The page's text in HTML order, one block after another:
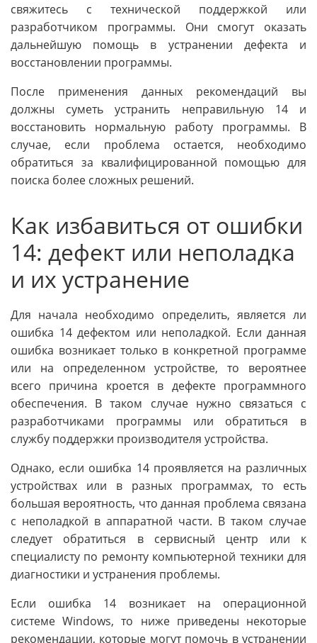
свяжитесь с технической поддержкой или
разработчиком программы. Они смогут оказать
дальнейшую помощь в устранении дефекта и
восстановлении программы.
После применения данных рекомендаций вы
должны суметь устранить неправильную 14 и
восстановить нормальную работу программы. В
случае, если проблема остается, необходимо
обратиться за квалифицированной помощью для
поиска более сложных решений.
Как избавиться от ошибки
14: дефект или неполадка
и их устранение
Для начала необходимо определить, является ли
ошибка 14 дефектом или неполадкой. Если данная
ошибка возникает только в конкретной программе
или на определенном устройстве, то вероятнее
всего причина кроется в дефекте программного
обеспечения. В таком случае нужно связаться с
разработчиками программы или обратиться в
службу поддержки производителя устройства.
Однако, если ошибка 14 проявляется на различных
устройствах или в разных программах, то есть
большая вероятность, что данная проблема связана
с неполадкой в аппаратной части. В таком случае
следует обратиться в сервисный центр или к
специалисту по ремонту компьютерной техники для
диагностики и устранения проблемы.
Если ошибка 14 возникает на операционной
системе Windows, то ниже приведены некоторые
рекомендации, которые могут помочь в устранении